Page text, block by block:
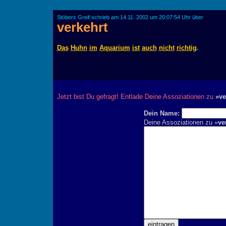
Stöbers Greif schrieb am 14.11. 2002 um 20:07:54 Uhr über
verkehrt
Das Huhn im Aquarium ist auch nicht richtig.
Jetzt bist Du gefragt! Entlade Deine Assoziationen zu
Dein Name:
Deine Assoziationen zu »